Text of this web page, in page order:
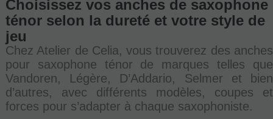
Choisissez vos anches de saxophone
ténor selon la dureté et votre style de
jeu
Chez Atelier de Celia, vous trouverez des anches
pour saxophone ténor de marques telles que
Vandoren, Légère, D’Addario, Selmer et bien
d’autres, avec différents modèles, coupes et
forces pour s’adapter à chaque saxophoniste.